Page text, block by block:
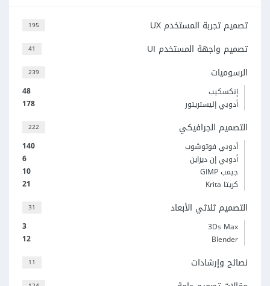
195 تصميم تجربة المستخدم UX
41 تصميم واجهة المستخدم UI
239 الرسوميات
48
إنكسكيب
178
أدوبي إليستريتور
222 التصميم الجرافيكي
140
أدوبي فوتوشوب
6
أدوبي إن ديزاين
10
جيمب GIMP
21
كريتا Krita
31 التصميم ثلاثي الأبعاد
3
3Ds Max
12
Blender
11 نصائح وإرشادات